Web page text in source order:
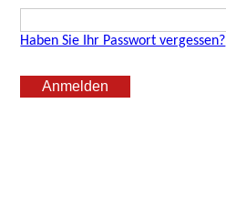
Haben Sie Ihr Passwort vergessen?